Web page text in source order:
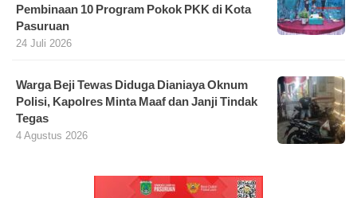
Pembinaan 10 Program Pokok PKK di Kota
Pasuruan
24 Juli 2026
Warga Beji Tewas Diduga Dianiaya Oknum
Polisi, Kapolres Minta Maaf dan Janji Tindak
Tegas
4 Agustus 2026